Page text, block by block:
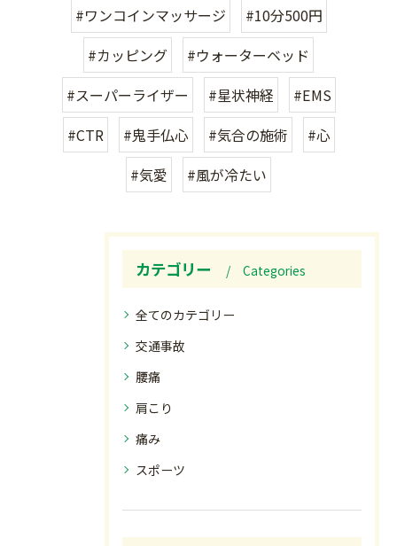
#ワンコインマッサージ
#10分500円
#カッピング
#ウォーターベッド
#スーパーライザー
#星状神経
#EMS
#CTR
#鬼手仏心 #気合の施術
#心
#気愛
#風が冷たい
カテゴリー Categories
全てのカテゴリー
交通事故
腰痛
肩こり
痛み
スポーツ